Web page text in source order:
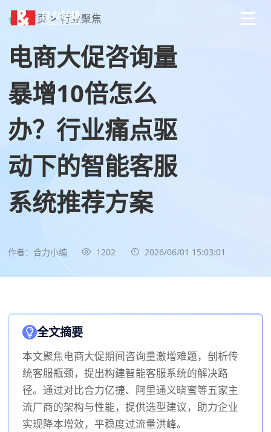
首页 > 行业聚焦
电商大促咨询量
暴增10倍怎么
办？行业痛点驱
动下的智能客服
系统推荐方案
作者：合力小编 1202 2026/06/01 15:03:01
全文摘要
本文聚焦电商大促期间咨询量激增难题，剖析传
统客服瓶颈，提出构建智能客服系统的解决路
径。通过对比合力亿捷、阿里通义晓蜜等五家主
流厂商的架构与性能，提供选型建议，助力企业
实现降本增效，平稳度过流量洪峰。